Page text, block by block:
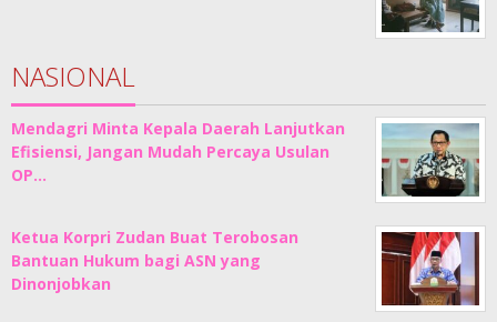
NASIONAL
Mendagri Minta Kepala Daerah Lanjutkan
Efisiensi, Jangan Mudah Percaya Usulan
OP…
Ketua Korpri Zudan Buat Terobosan
Bantuan Hukum bagi ASN yang
Dinonjobkan